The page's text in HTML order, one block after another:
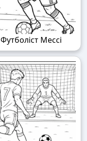
Футболіст Мессі